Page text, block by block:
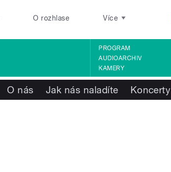
O rozhlase Více
PROGRAM
AUDIOARCHIV
KAMERY
O nás Jak nás naladíte Koncerty